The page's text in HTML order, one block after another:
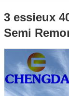
3 essieux
Semi